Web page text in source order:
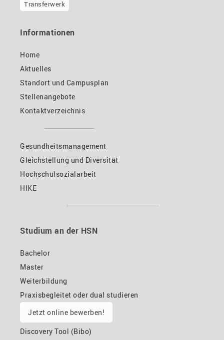
Transferwerk
Informationen
Home
Aktuelles
Standort und Campusplan
Stellenangebote
Kontaktverzeichnis
Gesundheitsmanagement
Gleichstellung und Diversität
Hochschulsozialarbeit
HIKE
Studium an der HSN
Bachelor
Master
Weiterbildung
Praxisbegleitet oder dual studieren
Jetzt online bewerben!
Discovery Tool (Bibo)